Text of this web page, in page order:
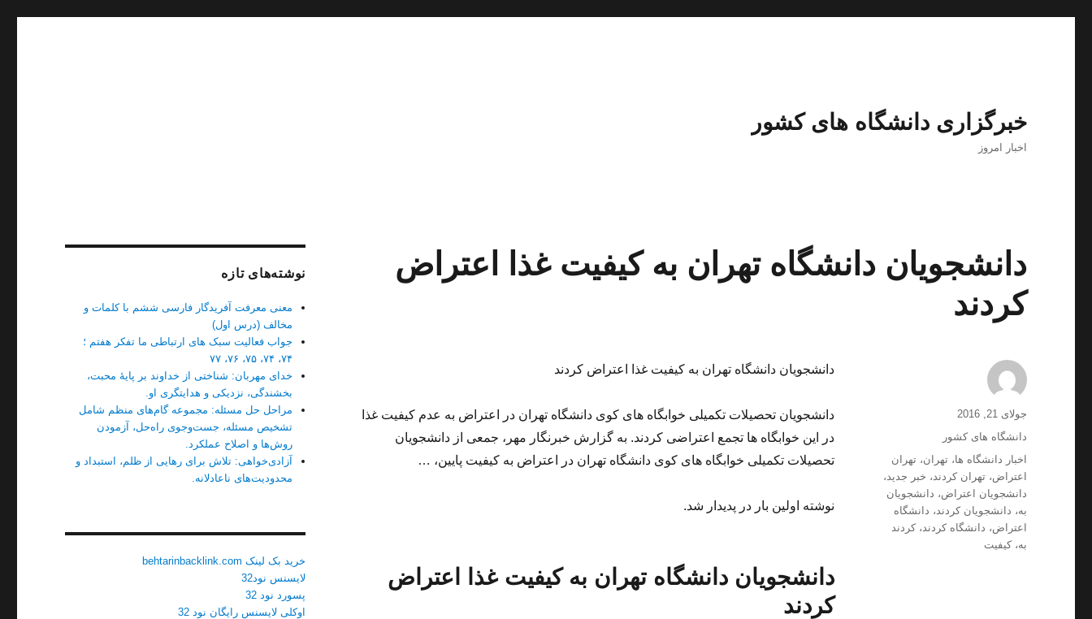
خبرگزاری دانشگاه های کشور
اخبار امروز
دانشجویان دانشگاه تهران به کیفیت غذا اعتراض
کردند
دانشجویان دانشگاه تهران به کیفیت غذا اعتراض کردند
دانشجویان تحصیلات تکمیلی خوابگاه های کوی دانشگاه تهران در اعتراض به عدم کیفیت غذا
در این خوابگاه ها تجمع اعتراضی کردند. به گزارش خبرنگار مهر، جمعی از دانشجویان
تحصیلات تکمیلی خوابگاه های کوی دانشگاه تهران در اعتراض به کیفیت پایین، …
نوشته اولین بار در پدیدار شد.
دانشجویان دانشگاه تهران به کیفیت غذا اعتراض
کردند
نویسنده
ارسال
شده
جولای 21, 2016
دسته‌ها
دانشگاه های کشور
برچسب‌ها
اخبار دانشگاه ها،تهران،تهران
اعتراض،تهران کردند، خبر جدید،
دانشجویان اعتراض، دانشجویان
به، دانشجویان کردند، دانشگاه
اعتراض، دانشگاه کردند،کردند
به،کیفیت
نوشته‌های تازه
معنی معرفت آفریدگار فارسی ششم با کلمات و
مخالف (درس اول)
جواب فعالیت سبک های ارتباطی ما تفکر هفتم ؛
۷۴، ۷۴، ۷۵، ۷۶، ۷۷
خدای مهربان: شناختی از خداوند بر پایهٔ محبت،
بخشندگی، نزدیکی و هدایتگری او.
مراحل حل مسئله: مجموعه گام‌های منظم شامل
تشخیص مسئله، جست‌وجوی راه‌حل، آزمودن
روش‌ها و اصلاح عملکرد.
آزادی‌خواهی: تلاش برای رهایی از ظلم، استبداد و
محدودیت‌های ناعادلانه.
خرید بک لینک behtarinbacklink.com
لایسنس نود32
پسورد نود 32
اوکلی لایسنس رایگان نود 32